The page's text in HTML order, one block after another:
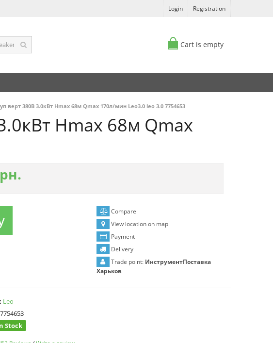
Login Registration
Cart is empty
верт 380В 3.0кВт Hmax 68м Qmax 170л/мин Leo3.0 leo 3.0 7754653
Hmax 68м Qmax
Compare
View location on map
Payment
Delivery
Trade point: ИнструментПоставка
Харьков
Leo
7754653
Stock